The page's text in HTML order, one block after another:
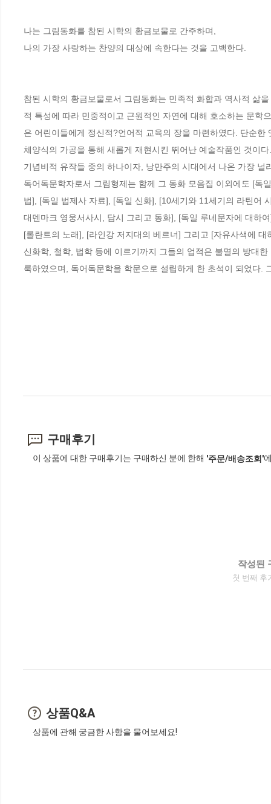
나는 그림동화를 참된 시학의 황금보물로 간주하며,
나의 가장 사랑하는 찬양의 대상에 속한다는 것을 고백한다.
참된 시학의 황금보물로서 그림동화는 민족적 화합과 역사적 삶
적 특성에 따라 민중적이고 근원적인 자연에 대해 호소하는 문학
은 어린이들에게 정신적?언어적 교육의 장을 마련하였다. 단순
체양식의 가공을 통해 새롭게 재현시킨 뛰어난 예술작품인 것이
기념비적 유작들 중의 하나이자, 낭만주의 시대에서 나온 가장
독어독문학자로서 그림형제는 함께 그 동화 모음집 이외에도 [
법], [독일 법제사 자료], [독일 신화], [10세기와 11세기의 라틴어
대덴마크 영웅서사시, 담시 그리고 동화], [독일 루네문자에 대하
[롤란트의 노래], [라인강 저지대의 베르너] 그리고 [자유사색에
신화학, 철학, 법학 등에 이르기까지 그들의 업적은 불멸의 방대
룩하였으며, 독어독문학을 학문으로 설립하게 한 초석이 되었다.
구매후기
이 상품에 대한 구매후기는 구매하신 분에 한해 '주문/배송조회'
작성된
첫 번째 후
상품Q&A
상품에 관해 궁금한 사항을 물어보세요!